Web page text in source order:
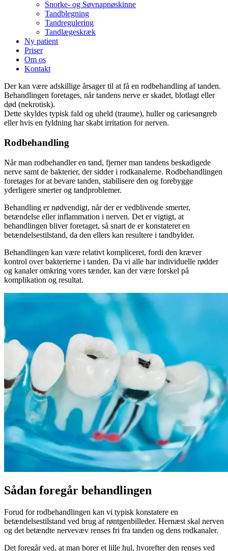
Snorke- og Søvnapnøskinne
Tandblegning
Tandregulering
Tandlægeskræk
Ny patient
Priser
Om os
Kontakt
Der kan være adskillige årsager til at få en rodbehandling af tanden.
Behandlingen foretages, når tandens nerve er skadet, blotlagt eller
død (nekrotisk).
Dette skyldes typisk fald og uheld (traume), huller og cariesangreb
eller hvis en fyldning har skabt irritation for nerven.
Rodbehandling
Når man rodbehandler en tand, fjerner man tandens beskadigede
nerve samt de bakterier, der sidder i rodkanalerne. Rodbehandlingen
foretages for at bevare tanden, stabilisere den og forebygge
yderligere smerter og tandproblemer.
Behandling er nødvendigt, når der er vedblivende smerter,
betændelse eller inflammation i nerven. Det er vigtigt, at
behandlingen bliver foretaget, så snart de er konstateret en
betændelsestilstand, da den ellers kan resultere i tandbylder.
Behandlingen kan være relativt kompliceret, fordi den kræver
kontrol over bakterierne i tanden. Da vi alle har individuelle rødder
og kanaler omkring vores tænder, kan der være forskel på
komplikation og resultat.
Sådan foregår behandlingen
Forud for rodbehandlingen kan vi typisk konstatere en
betændelsestilstand ved brug af røntgenbilleder. Hernæst skal nerven
og det betændte nervevæv renses fri fra tanden og dens rodkanaler.
Det foregår ved, at man borer et lille hul, hvorefter den renses ved